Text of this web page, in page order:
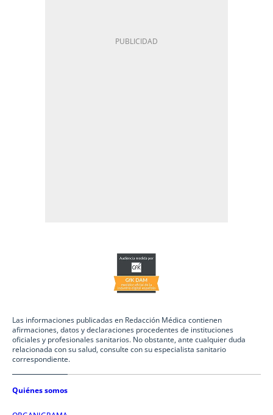
Las informaciones publicadas en Redacción Médica contienen
afirmaciones, datos y declaraciones procedentes de instituciones
oficiales y profesionales sanitarios. No obstante, ante cualquier duda
relacionada con su salud, consulte con su especialista sanitario
correspondiente.
Quiénes somos